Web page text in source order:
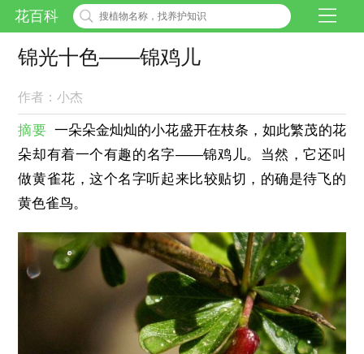
花百科
锦光十色——锦鸡儿
作者：小杰
摘要 一朵朵金灿灿的小花盛开在枝条，如此繁茂的花
朵却有着一个有趣的名字——锦鸡儿。当然，它还叫
做黄雀花，这个名字听起来比较贴切，的确是待飞的
黄色雀鸟。